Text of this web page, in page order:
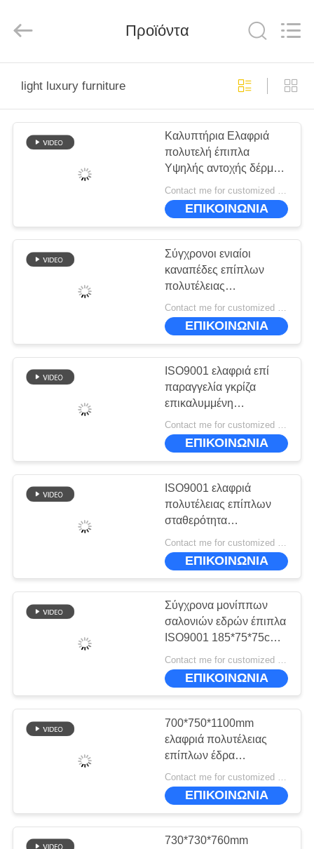
ΠΡΟΪΌΝΤΑ
VR
ΣΧΕΤΙΚΆ
ΕΠΙΣΚΕΨΉ
ΕΡΓΟΣΤΑΣΊΟΥ
ΖΗΤΉΣΤΕ
SITEMAP
ΠΟΛΙΤΙΚΉ
ΜΥΣΤΙΚΌΤΗΤΑΣ
Rights
Προϊόντα
light luxury furniture
Καλυπτήρια Ελαφριά
πολυτελή έπιπλα
Υψηλής αντοχής δέρμα
με ματ φινίρισμα
Contact me for customized MOQ:10
ΕΠΙΚΟΙΝΩΝΙΑ
Σύγχρονοι ενιαίοι
καναπέδες επίπλων
πολυτέλειας
αναζωογόνησης
ελαφριοί για το πέντε
αστέρων ξενοδοχείο
Contact me for customized MOQ:10
ΕΠΙΚΟΙΝΩΝΙΑ
ISO9001 ελαφριά επί
παραγγελία γκρίζα
επικαλυμμένη
πολυθρόνα επίπλων
πολυτέλειας μοντέρνη
Contact me for customized MOQ:10
ΕΠΙΚΟΙΝΩΝΙΑ
ISO9001 ελαφριά
πολυτέλειας επίπλων
σταθερότητα
πολυθρόνων ελεύθερου
χρόνου σύγχρονη γκρίζα
ΕΠΙΚΟΙΝΩΝΙΑ
Σύγχρονα μονίππων
σαλονιών εδρών έπιπλα
ISO9001 185*75*75cm
πολυτέλειας Eco
ελαφριά
Contact me for customized MOQ:10
ΕΠΙΚΟΙΝΩΝΙΑ
700*750*1100mm
ελαφριά πολυτέλειας
επίπλων έδρα
καναπέδων ελεύθερου
χρόνου μακροζωίας
σκανδιναβική
Contact me for customized MOQ:10
ΕΠΙΚΟΙΝΩΝΙΑ
730*730*760mm